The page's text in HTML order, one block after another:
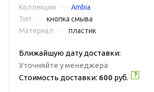
Коллекция
Ambia
Тип
кнопка смыва
Материал
пластик
Ближайшую дату доставки:
Уточняйте у менеджера
Стоимость доставки: 600 руб.